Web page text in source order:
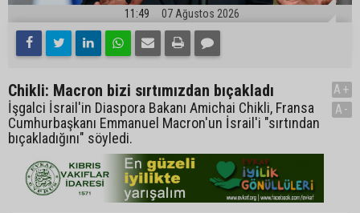
11:49 07 Ağustos 2026
Chikli: Macron bizi sırtımızdan bıçakladı
İşgalci İsrail'in Diaspora Bakanı Amichai Chikli, Fransa
Cumhurbaşkanı Emmanuel Macron'un İsrail'i "sırtından
bıçakladığını" söyledi.
A+
A-